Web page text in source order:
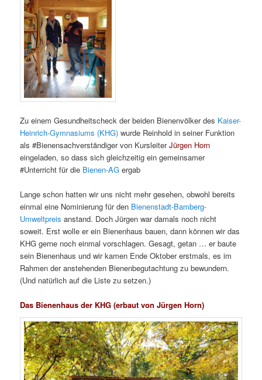
Zu einem Gesundheitscheck der beiden Bienenvölker des Kaiser-
Heinrich-Gymnasiums (KHG) wurde Reinhold in seiner Funktion
als #Bienensachverständiger von KursleiterJürgen Horn
eingeladen, so dass sich gleichzeitig ein gemeinsamer
#Unterricht für die Bienen-AG ergab
Lange schon hatten wir uns nicht mehr gesehen, obwohl bereits
einmal eine Nominierung für den Bienenstadt-Bamberg-
Umweltpreis anstand. Doch Jürgen war damals noch nicht
soweit. Erst wolle er ein Bienenhaus bauen, dann können wir das
KHG gerne noch einmal vorschlagen. Gesagt, getan … er baute
sein Bienenhaus und wir kamen Ende Oktober erstmals, es im
Rahmen der anstehenden Bienenbegutachtung zu bewundern.
(Und natürlich auf die Liste zu setzen.)
Das Bienenhaus der KHG (erbaut von Jürgen Horn)